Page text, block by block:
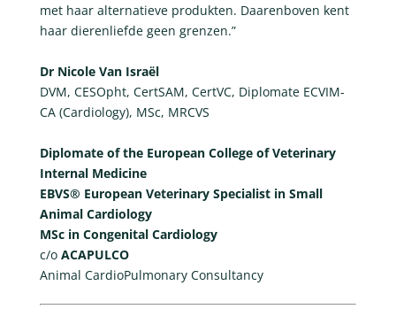
met haar alternatieve produkten. Daarenboven kent
haar dierenliefde geen grenzen.”
Dr Nicole Van Israël
DVM, CESOpht, CertSAM, CertVC, Diplomate ECVIM-
CA (Cardiology), MSc, MRCVS
Diplomate of the European College of Veterinary
Internal Medicine
EBVS® European Veterinary Specialist in Small
Animal Cardiology
MSc in Congenital Cardiology
c/o ACAPULCO
Animal CardioPulmonary Consultancy